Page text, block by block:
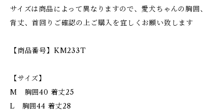
サイズは商品によって異なりますので、愛犬ちゃんの胸囲、
背丈、首回りご確認の上ご購入を宜しくお願い致します
【商品番号】KM233T
【サイズ】
M 胸囲40 着丈25
L 胸囲44 着丈28